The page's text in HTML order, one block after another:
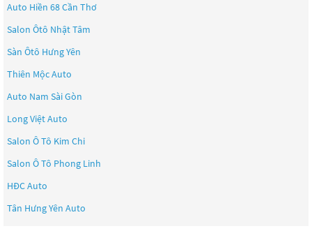
Auto Hiền 68 Cần Thơ
Salon Ôtô Nhật Tâm
Sàn Ôtô Hưng Yên
Thiên Mộc Auto
Auto Nam Sài Gòn
Long Việt Auto
Salon Ô Tô Kim Chi
Salon Ô Tô Phong Linh
HĐC Auto
Tân Hưng Yên Auto